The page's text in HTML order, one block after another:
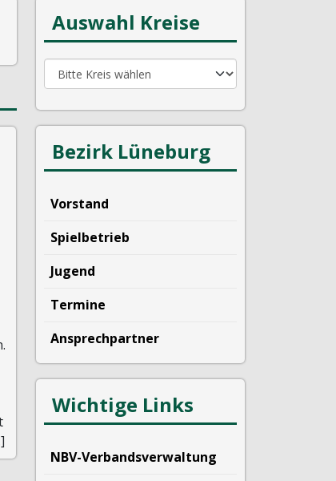
Auswahl Kreise
Bezirk Lüneburg
Vorstand
Spielbetrieb
Jugend
Termine
Ansprechpartner
Wichtige Links
NBV-Verbandsverwaltung